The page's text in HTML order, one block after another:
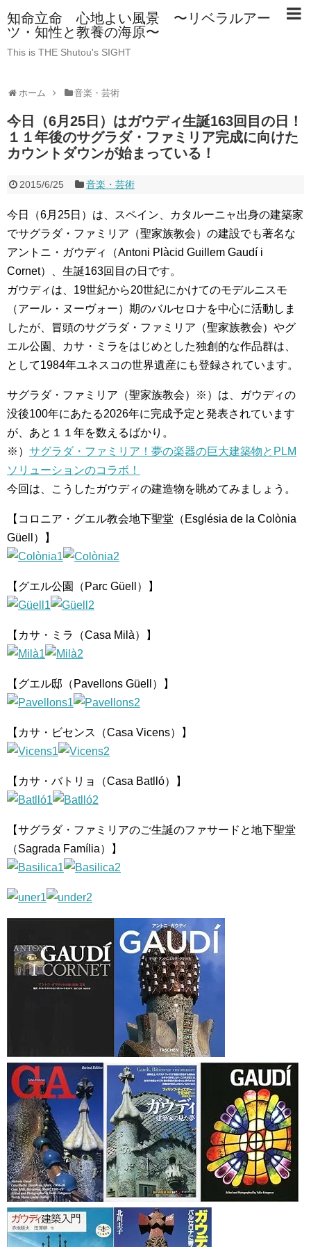
知命立命 心地よい風景 〜リベラルアー
ツ・知性と教養の海原〜
This is THE Shutou's SIGHT
ホーム 音楽・芸術
今日（6月25日）はガウディ生誕163回目の日！
１１年後のサグラダ・ファミリア完成に向けた
カウントダウンが始まっている！
2015/6/25 音楽・芸術
今日（6月25日）は、スペイン、カタルーニャ出身の建築家
でサグラダ・ファミリア（聖家族教会）の建設でも著名な
アントニ・ガウディ（Antoni Plàcid Guillem Gaudí i
Cornet）、生誕163回目の日です。
ガウディは、19世紀から20世紀にかけてのモデルニスモ
（アール・ヌーヴォー）期のバルセロナを中心に活動しま
したが、冒頭のサグラダ・ファミリア（聖家族教会）やグ
エル公園、カサ・ミラをはじめとした独創的な作品群は、
として1984年ユネスコの世界遺産にも登録されています。
サグラダ・ファミリア（聖家族教会）※）は、ガウディの
没後100年にあたる2026年に完成予定と発表されています
が、あと１１年を数えるばかり。
※） サグラダ・ファミリア！夢の楽器の巨大建築物とPLM
ソリューションのコラボ！
今回は、こうしたガウディの建造物を眺めてみましょう。
【コロニア・グエル教会地下聖堂（Església de la Colònia
Güell）】
【グエル公園（Parc Güell）】
【カサ・ミラ（Casa Milà）】
【グエル邸（Pavellons Güell）】
【カサ・ビセンス（Casa Vicens）】
【カサ・バトリョ（Casa Batlló）】
【サグラダ・ファミリアのご生誕のファサードと地下聖堂
（Sagrada Família）】